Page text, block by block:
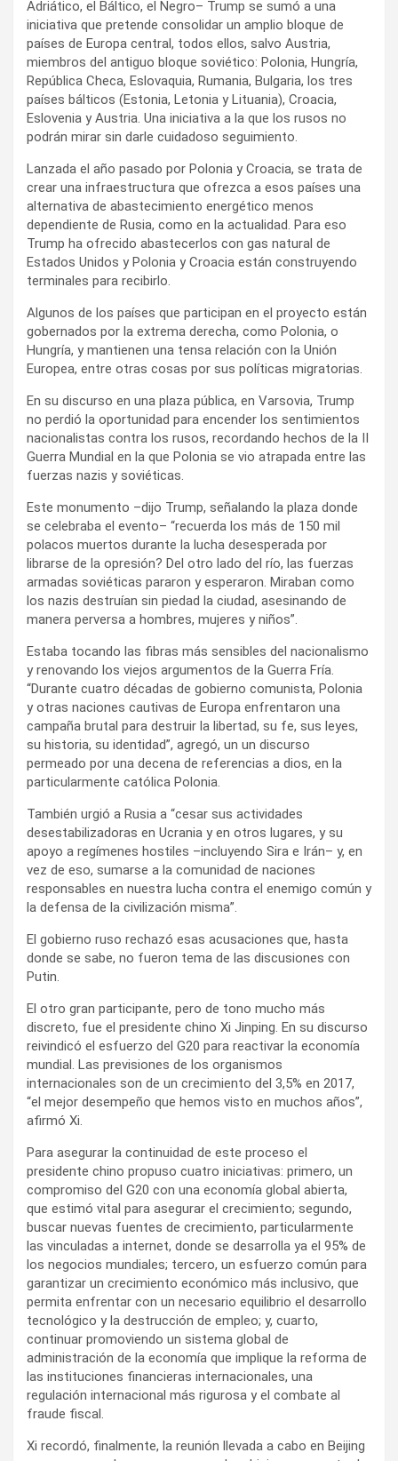
Adriático, el Báltico, el Negro– Trump se sumó a una
iniciativa que pretende consolidar un amplio bloque de
países de Europa central, todos ellos, salvo Austria,
miembros del antiguo bloque soviético: Polonia, Hungría,
República Checa, Eslovaquia, Rumania, Bulgaria, los tres
países bálticos (Estonia, Letonia y Lituania), Croacia,
Eslovenia y Austria. Una iniciativa a la que los rusos no
podrán mirar sin darle cuidadoso seguimiento.
Lanzada el año pasado por Polonia y Croacia, se trata de
crear una infraestructura que ofrezca a esos países una
alternativa de abastecimiento energético menos
dependiente de Rusia, como en la actualidad. Para eso
Trump ha ofrecido abastecerlos con gas natural de
Estados Unidos y Polonia y Croacia están construyendo
terminales para recibirlo.
Algunos de los países que participan en el proyecto están
gobernados por la extrema derecha, como Polonia, o
Hungría, y mantienen una tensa relación con la Unión
Europea, entre otras cosas por sus políticas migratorias.
En su discurso en una plaza pública, en Varsovia, Trump
no perdió la oportunidad para encender los sentimientos
nacionalistas contra los rusos, recordando hechos de la II
Guerra Mundial en la que Polonia se vio atrapada entre las
fuerzas nazis y soviéticas.
Este monumento –dijo Trump, señalando la plaza donde
se celebraba el evento– “recuerda los más de 150 mil
polacos muertos durante la lucha desesperada por
librarse de la opresión? Del otro lado del río, las fuerzas
armadas soviéticas pararon y esperaron. Miraban como
los nazis destruían sin piedad la ciudad, asesinando de
manera perversa a hombres, mujeres y niños”.
Estaba tocando las fibras más sensibles del nacionalismo
y renovando los viejos argumentos de la Guerra Fría.
“Durante cuatro décadas de gobierno comunista, Polonia
y otras naciones cautivas de Europa enfrentaron una
campaña brutal para destruir la libertad, su fe, sus leyes,
su historia, su identidad”, agregó, un un discurso
permeado por una decena de referencias a dios, en la
particularmente católica Polonia.
También urgió a Rusia a “cesar sus actividades
desestabilizadoras en Ucrania y en otros lugares, y su
apoyo a regímenes hostiles –incluyendo Sira e Irán– y, en
vez de eso, sumarse a la comunidad de naciones
responsables en nuestra lucha contra el enemigo común y
la defensa de la civilización misma”.
El gobierno ruso rechazó esas acusaciones que, hasta
donde se sabe, no fueron tema de las discusiones con
Putin.
El otro gran participante, pero de tono mucho más
discreto, fue el presidente chino Xi Jinping. En su discurso
reivindicó el esfuerzo del G20 para reactivar la economía
mundial. Las previsiones de los organismos
internacionales son de un crecimiento del 3,5% en 2017,
“el mejor desempeño que hemos visto en muchos años”,
afirmó Xi.
Para asegurar la continuidad de este proceso el
presidente chino propuso cuatro iniciativas: primero, un
compromiso del G20 con una economía global abierta,
que estimó vital para asegurar el crecimiento; segundo,
buscar nuevas fuentes de crecimiento, particularmente
las vinculadas a internet, donde se desarrolla ya el 95% de
los negocios mundiales; tercero, un esfuerzo común para
garantizar un crecimiento económico más inclusivo, que
permita enfrentar con un necesario equilibrio el desarrollo
tecnológico y la destrucción de empleo; y, cuarto,
continuar promoviendo un sistema global de
administración de la economía que implique la reforma de
las instituciones financieras internacionales, una
regulación internacional más rigurosa y el combate al
fraude fiscal.
Xi recordó, finalmente, la reunión llevada a cabo en Beijing